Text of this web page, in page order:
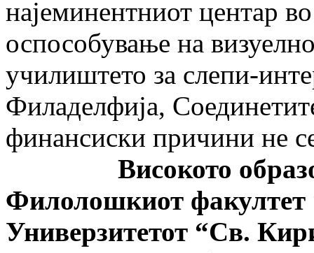
најеминентниот центар
оспособување на
училиштето за слепи-
Филаделфија,
финансиски причини не
Високото
Филолошкиот факултет
Универзитетот “Св.